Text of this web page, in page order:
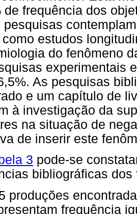
de frequência dos
pesquisas
estudos
do fenômeno
experimentais
As pesquisas
e um capítulo de
à investigação da
na situação de
de inserir este
3 pode-se
bibliográficas
produções
frequência